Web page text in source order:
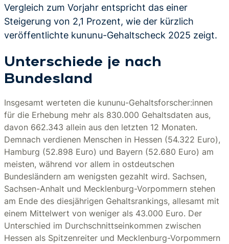
Vergleich zum Vorjahr entspricht das einer
Steigerung von 2,1 Prozent, wie der kürzlich
veröffentlichte kununu-Gehaltscheck 2025 zeigt.
Unterschiede je nach
Bundesland
Insgesamt werteten die kununu-Gehaltsforscher:innen
für die Erhebung mehr als 830.000 Gehaltsdaten aus,
davon 662.343 allein aus den letzten 12 Monaten.
Demnach verdienen Menschen in Hessen (54.322 Euro),
Hamburg (52.898 Euro) und Bayern (52.680 Euro) am
meisten, während vor allem in ostdeutschen
Bundesländern am wenigsten gezahlt wird. Sachsen,
Sachsen-Anhalt und Mecklenburg-Vorpommern stehen
am Ende des diesjährigen Gehaltsrankings, allesamt mit
einem Mittelwert von weniger als 43.000 Euro. Der
Unterschied im Durchschnittseinkommen zwischen
Hessen als Spitzenreiter und Mecklenburg-Vorpommern